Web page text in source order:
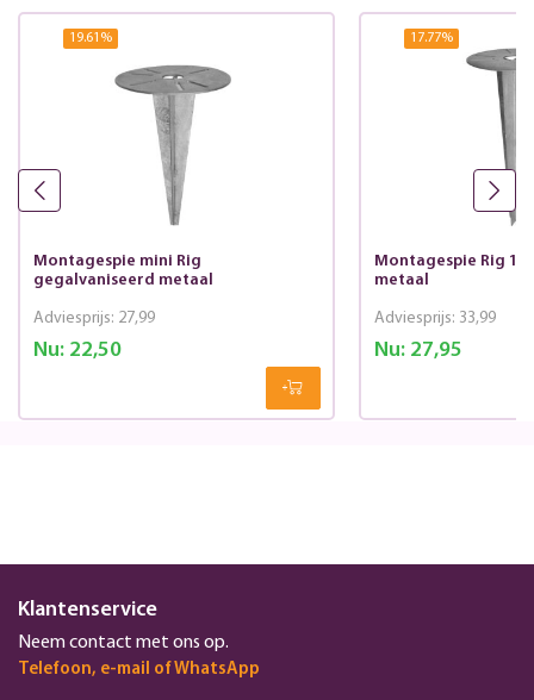
19.61 %
Montagespie mini Rig
gegalvaniseerd metaal
Nu:22,50
Adviesprijs: 27,99
17.77%
Montagespie Rig 1
metaal
Nu:27,95
Adviesprijs: 33,99
Klantenservice
Neem contact met ons op.
Telefoon, e-mail of WhatsApp